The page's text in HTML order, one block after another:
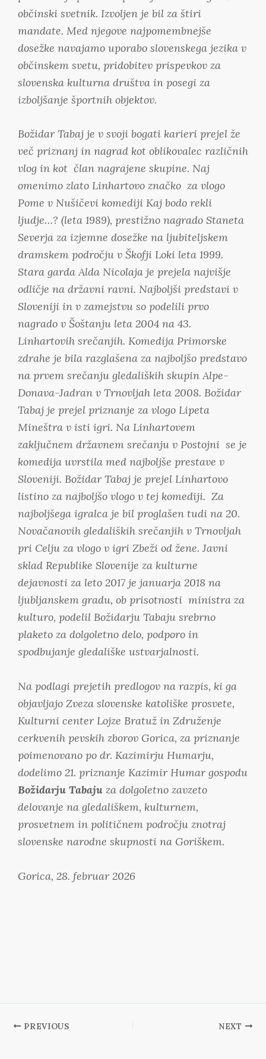
občinski svetnik. Izvoljen je bil za štiri
mandate. Med njegove najpomembnejše
dosežke navajamo uporabo slovenskega jezika v
občinskem svetu, pridobitev prispevkov za
slovenska kulturna društva in posegi za
izboljšanje športnih objektov.
Božidar Tabaj je v svoji bogati karieri prejel že
več priznanj in nagrad kot oblikovalec različnih
vlog in kot član nagrajene skupine. Naj
omenimo zlato Linhartovo značko za vlogo
Pome v Nušičevi komediji Kaj bodo rekli
ljudje…? (leta 1989), prestižno nagrado Staneta
Severja za izjemne dosežke na ljubiteljskem
dramskem področju v Škofji Loki leta 1999.
Stara gardaAlda Nicolaja je prejela najvišje
odličje na državni ravni. Najboljši predstavi v
Sloveniji in v zamejstvu so podelili prvo
nagrado v Šoštanju leta 2004 na 43.
Linhartovih srečanjih. Komedija Primorske
zdrahe je bila razglašena za najboljšo predstavo
na prvem srečanju gledaliških skupin Alpe-
Donava-Jadran v Trnovljah leta 2008. Božidar
Tabaj je prejel priznanje za vlogo Lipeta
Mineštra v isti igri. Na Linhartovem
zaključnem državnem srečanju v Postojni se je
komedija uvrstila med najboljše prestave v
Sloveniji. Božidar Tabaj je prejel Linhartovo
listino za najboljšo vlogo v tej komediji. Za
najboljšega igralca je bil proglašen tudi na 20.
Novačanovih gledaliških srečanjih v Trnovljah
pri Celju za vlogo v igri Zbeži od žene. Javni
sklad Republike Slovenije za kulturne
dejavnosti za leto 2017 je januarja 2018 na
ljubljanskem gradu, ob prisotnosti ministra za
kulturo, podelil Božidarju Tabaju srebrno
plaketo za dolgoletno delo, podporo in
spodbujanje gledališke ustvarjalnosti.
Na podlagi prejetih predlogov na razpis, ki ga
objavljajo Zveza slovenske katoliške prosvete,
Kulturni center Lojze Bratuž in Združenje
cerkvenih pevskih zborov Gorica, za priznanje
poimenovano po dr. Kazimirju Humarju,
dodelimo 21. priznanje Kazimir Humar gospodu
Božidarju Tabaju za dolgoletno zavzeto
delovanje na gledališkem, kulturnem,
prosvetnem in političnem področju znotraj
slovenske narodne skupnosti na Goriškem.
Gorica, 28. februar 2026
PREVIOUS NEXT